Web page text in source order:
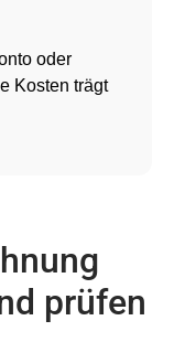
oder
Kosten trägt
prüfen